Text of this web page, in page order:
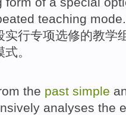
teaching mode.
实行专项选修的教学
。
the past simple
analyses the